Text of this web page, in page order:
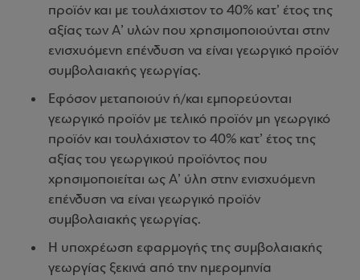
προϊόν και με τουλάχιστον το 40% κατ’ έτος της
αξίας των Α’ υλών που χρησιμοποιούνται στην
ενισχυόμενη επένδυση να είναι γεωργικό προϊόν
συμβολαιακής γεωργίας.
Εφόσον μεταποιούν ή/και εμπορεύονται
γεωργικό προϊόν με τελικό προϊόν μη γεωργικό
προϊόν και τουλάχιστον το 40% κατ’ έτος της
αξίας του γεωργικού προϊόντος που
χρησιμοποιείται ως Α’ ύλη στην ενισχυόμενη
επένδυση να είναι γεωργικό προϊόν
συμβολαιακής γεωργίας.
Η υποχρέωση εφαρμογής της συμβολαιακής
γεωργίας ξεκινά από την ημερομηνία